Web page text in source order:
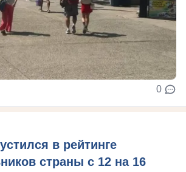
0
в рейтинге
страны с 12 на 16